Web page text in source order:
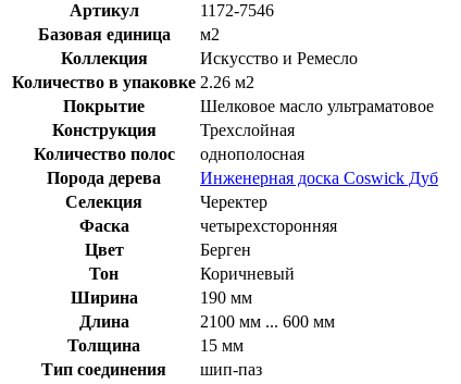
Артикул
1172-7546
Базовая единица
м2
Коллекция
Искусство и Ремесло
Количество в упаковке 2.26 м2
Покрытие
Шелковое масло ультраматовое
Конструкция
Трехслойная
Количество полос
однополосная
Порода дерева
Инженерная доска Coswick Дуб
Селекция
Черектер
Фаска
четырехсторонняя
Цвет
Берген
Тон
Коричневый
Ширина
190 мм
Длина
2100 мм ... 600 мм
Толщина
15 мм
Тип соединения
шип-паз